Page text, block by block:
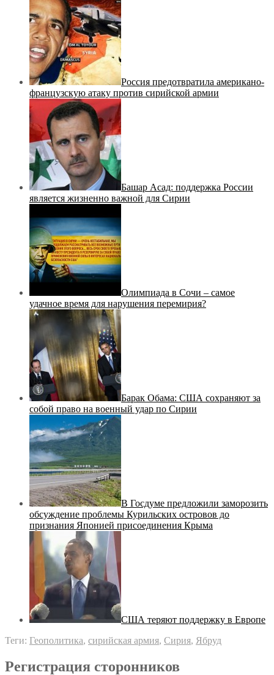
Россия предотвратила американо-
французскую атаку против сирийской армии
Башар Асад: поддержка России
является жизненно важной для Сирии
Олимпиада в Сочи – самое
удачное время для нарушения перемирия?
Барак Обама: США сохраняют за
собой право на военный удар по Сирии
В Госдуме предложили заморозить
обсуждение проблемы Курильских островов до
признания Японией присоединения Крыма
США теряют поддержку в Европе
Теги: Геополитика, сирийская армия, Сирия, Ябруд
Регистрация сторонников